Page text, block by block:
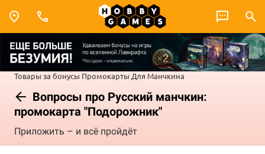
Товары за бонусы Промокарты Для Манчкина
Вопросы про Русский манчкин:
промокарта "Подорожник"
Приложить – и всё пройдёт